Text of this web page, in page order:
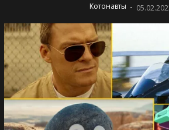
Котонавты -